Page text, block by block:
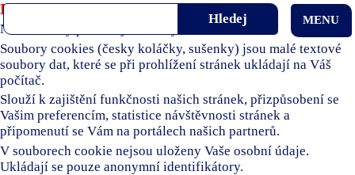
Používáme soubory cookies
Naše stránky používají soubory cookies.
Soubory cookies (česky koláčky, sušenky) jsou malé textové
soubory dat, které se při prohlížení stránek ukládají na Váš
počítač.
Slouží k zajištění funkčnosti našich stránek, přizpůsobení se
Vašim preferencím, statistice návštěvnosti stránek a
připomenutí se Vám na portálech našich partnerů.
V souborech cookie nejsou uloženy Vaše osobní údaje.
Ukládají se pouze anonymní identifikátory.
MENU